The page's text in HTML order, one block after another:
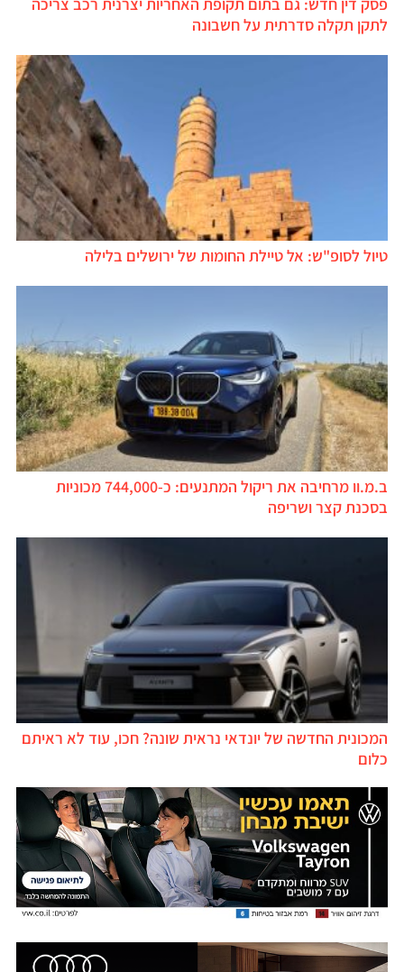
לתקן תקלה סדרתית על חשבונה
טיול לסופ"ש: אל טיילת החומות של ירושלים בלילה
ב.מ.וו מרחיבה את ריקול המתנעים: כ-744,000 מכוניות
בסכנת קצר ושריפה
המכונית החדשה של יונדאי נראית שונה? חכו, עוד לא ראיתם
כלום